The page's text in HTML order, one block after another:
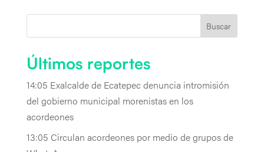
Buscar
Últimos reportes
14:05 Exalcalde de Ecatepec denuncia intromisión
del gobierno municipal morenistas en los
acordeones
13:05 Circulan acordeones por medio de grupos de